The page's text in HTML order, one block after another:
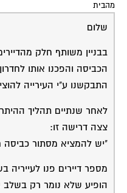
מהבית
שלום
בבניין משותף חלק
הכביסה והפכנו אותו
התבקשנו ע"י העירייה
לאחר שנתיים תהליך
צצה דרישה זו:
"יש להמציא מסתור כביסה
מספר דיירים פנו לעייריה
הופיע שלא נומר רק בשלב